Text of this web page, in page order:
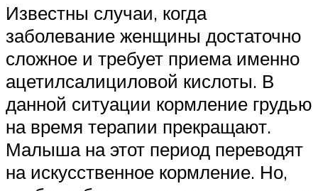
Известны случаи, когда
заболевание женщины достаточно
сложное и требует приема именно
ацетилсалициловой кислоты. В
данной ситуации кормление грудью
на время терапии прекращают.
Малыша на этот период переводят
на искусственное кормление. Но,